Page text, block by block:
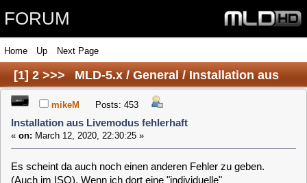
FORUM
[1]2 >>> MLD-5.x / General / Installation aus
Livemodus fehlerhaft
mikeM Posts: 453
Installation aus Livemodus fehlerhaft
Es scheint da auch noch einen anderen Fehler zu geben.
(Auch im ISO). Wenn ich dort eine "individuelle"
Partitionierung auswähle, dann hab ich hinterher "Datenmüll".
Zunächst mal meine Konfiguration: